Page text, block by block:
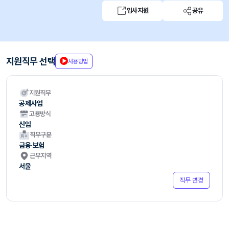
입사지원 공유
지원직무 선택 사용방법
지원직무
공제사업
고용방식
신입
직무구분
금융·보험
근무지역
서울
직무 변경